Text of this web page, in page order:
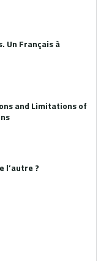
Un Français à
and Limitations of
l’autre ?